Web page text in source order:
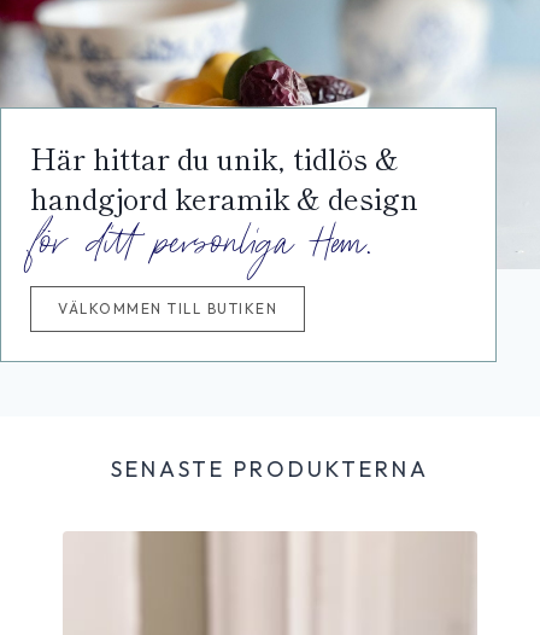
Här hittar du unik, tidlös &
handgjord keramik & design
för ditt personliga Hem.
VÄLKOMMEN TILL BUTIKEN
SENASTE PRODUKTERNA